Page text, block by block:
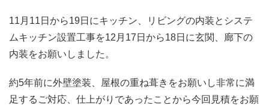
11月11日から19日にキッチン、リビングの内装とシステ
ムキッチン設置工事を12月17日から18日に玄関、廊下の
内装をお願いしました。
約5年前に外壁塗装、屋根の重ね葺きをお願いし非常に満
足するご対応、仕上がりであったことから今回見積をお願